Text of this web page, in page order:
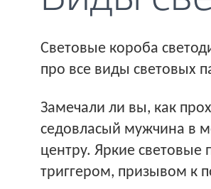
Световые короба
про все виды световых
Замечали ли вы, как
седовласый мужчина в
центру. Яркие световые
триггером, призывом к